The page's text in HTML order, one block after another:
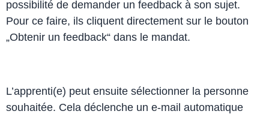
possibilité de demander un feedback à son sujet.
Pour ce faire, ils cliquent directement sur le bouton
„Obtenir un feedback“ dans le mandat.
L’apprenti(e) peut ensuite sélectionner la personne
souhaitée. Cela déclenche un e-mail automatique